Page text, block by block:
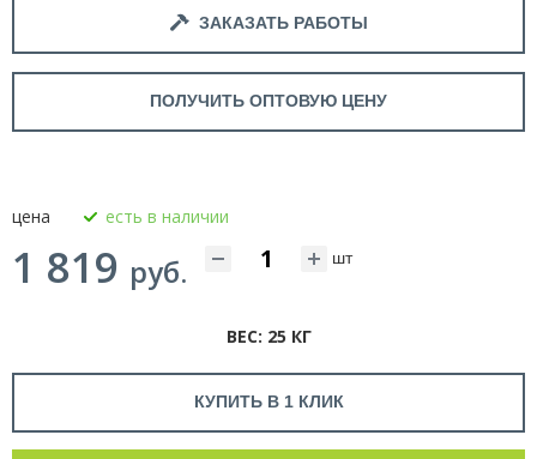
ЗАКАЗАТЬ РАБОТЫ
ПОЛУЧИТЬ ОПТОВУЮ ЦЕНУ
цена есть в наличии
1 819 руб. шт
ВЕС: 25 КГ
КУПИТЬ В 1 КЛИК